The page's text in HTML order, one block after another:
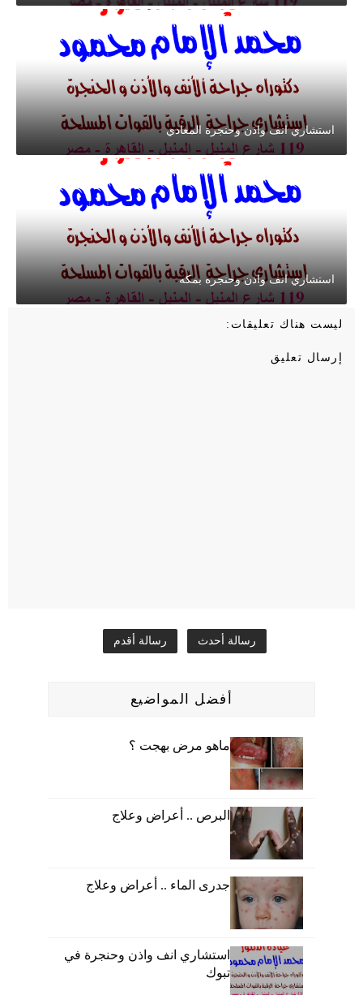
استشاري انف واذن وحنجرة المعادي
استشاري انف واذن وحنجره بمكه
ليست هناك تعليقات:
إرسال تعليق
رسالة أحدث رسالة أقدم
أفضل المواضيع
ماهو مرض بهجت ؟
البرص .. أعراض وعلاج
جدرى الماء .. أعراض وعلاج
استشاري انف واذن وحنجرة في
تبوك